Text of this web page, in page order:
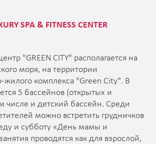
SPA & FITNESS CENTER
"GREEN CITY" располагается на
моря, на территории
жилого комплекса "Green City". В
5 бассейнов (открытых и
числе и детский бассейн. Среди
можно встретить грудничков
и субботу «День мамы и
проводятся как для взрослой,